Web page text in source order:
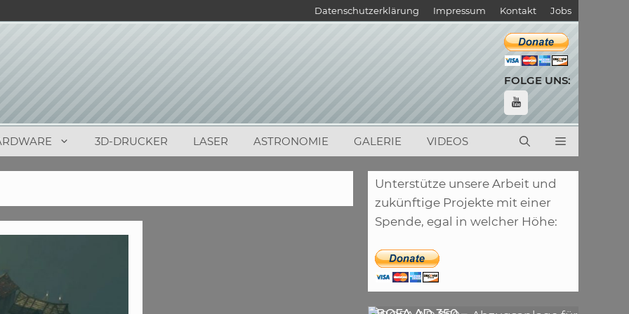
Datenschutzerklärung Impressum Kontakt Jobs
FOLGE UNS:
3D-DRUCKER LASER ASTRONOMIE GALERIE VIDEOS
Unterstütze unsere Arbeit und
zukünftige Projekte mit einer
Spende, egal in welcher Höhe: